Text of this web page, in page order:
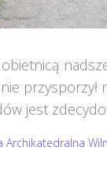
jest
Archikatedralna